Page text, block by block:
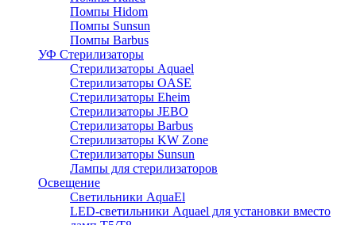
Помпы Hidom
Помпы Sunsun
Помпы Barbus
УФ Стерилизаторы
Стерилизаторы Aquael
Стерилизаторы OASE
Стерилизаторы Eheim
Стерилизаторы JEBO
Стерилизаторы Barbus
Стерилизаторы KW Zone
Стерилизаторы Sunsun
Лампы для стерилизаторов
Освещение
Cветильники AquaEl
LED-светильники Aquael для установки вместо